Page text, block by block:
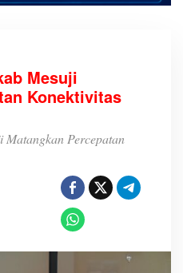
Mesuji
Konektivitas
Matangkan Percepatan